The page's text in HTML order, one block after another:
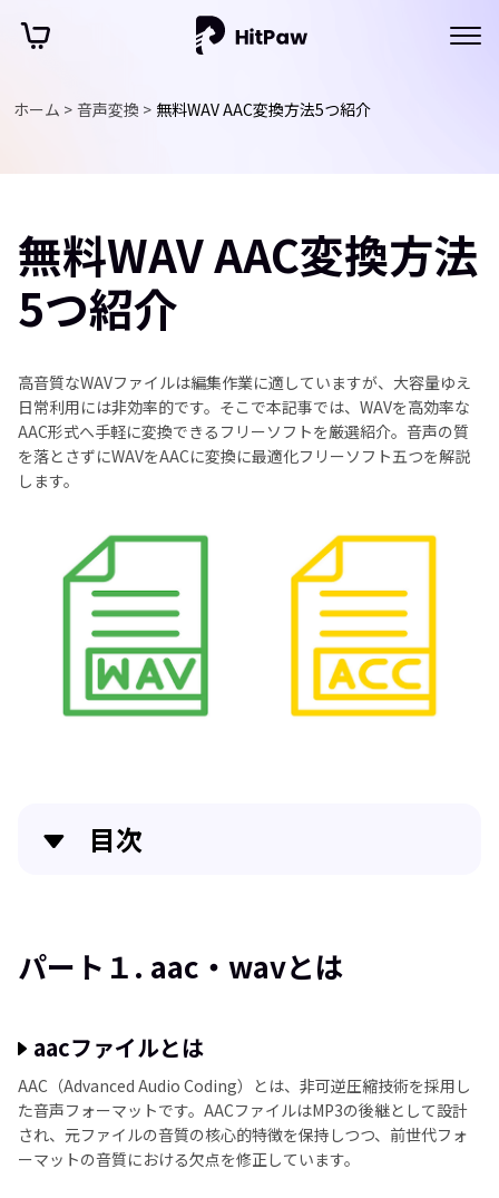
ホーム > 音声変換 > 無料WAV AAC変換方法5つ紹介
無料WAV AAC変換方法
5つ紹介
高音質なWAVファイルは編集作業に適していますが、大容量ゆえ
日常利用には非効率的です。そこで本記事では、WAVを高効率な
AAC形式へ手軽に変換できるフリーソフトを厳選紹介。音声の質
を落とさずにWAVをAACに変換に最適化フリーソフト五つを解説
します。
目次
パート２. wav aac変換のフリーソフトおすすめ５選
結論
パート１. aac・wavとは
aacファイルとは
AAC（Advanced Audio Coding）とは、非可逆圧縮技術を採用し
た音声フォーマットです。AACファイルはMP3の後継として設計
され、元ファイルの音質の核心的特徴を保持しつつ、前世代フォ
ーマットの音質における欠点を修正しています。